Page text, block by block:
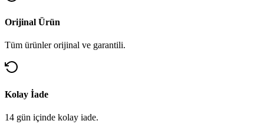
Orijinal Ürün
Tüm ürünler orijinal ve garantili.
Kolay İade
14 gün içinde kolay iade.